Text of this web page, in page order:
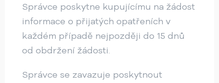
Správce poskytne kupujícímu na žádost
informace o přijatých opatřeních v
každém případě nejpozději do 15 dnů
od obdržení žádosti.
Správce se zavazuje poskytnout